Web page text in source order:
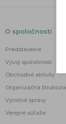
O spoločnosti
Predstavenie
Vývoj spoločnosti
Obchodné aktivity
Organizačná štruktúra
Výročné správy
Verejné súťaže